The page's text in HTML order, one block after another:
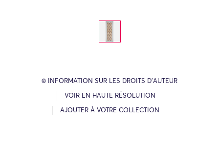
© INFORMATION SUR LES DROITS D’AUTEUR
VOIR EN HAUTE RÉSOLUTION
AJOUTER À VOTRE COLLECTION